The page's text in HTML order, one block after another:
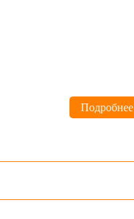
Подробнее